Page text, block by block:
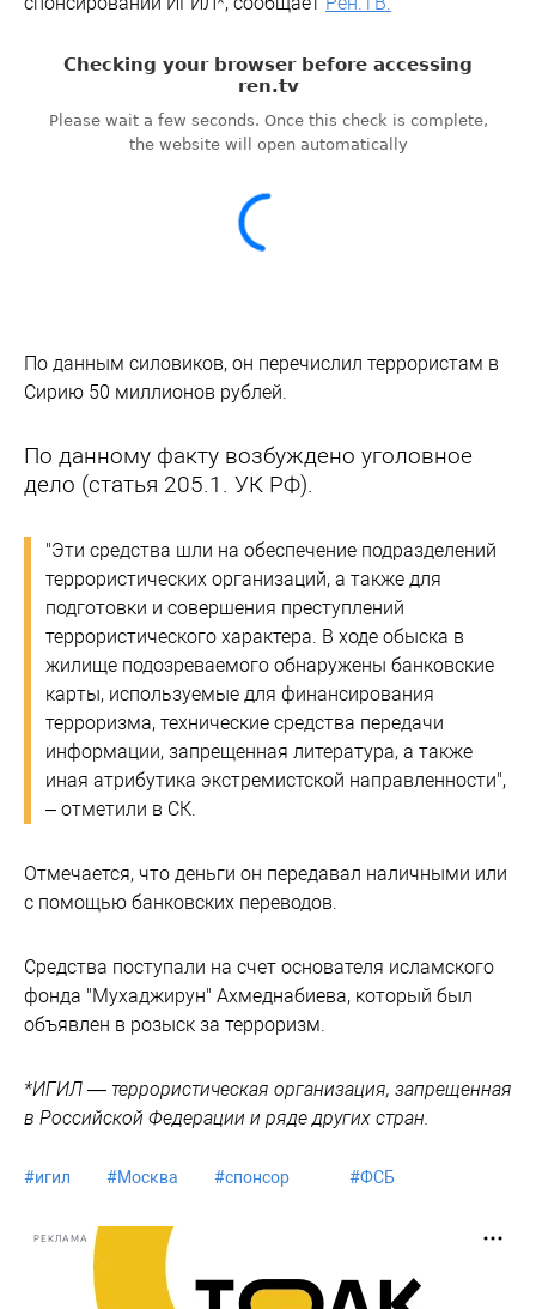
По данным силовиков, он перечислил террористам в
Сирию 50 миллионов рублей.
По данному факту возбуждено уголовное
дело (статья 205.1. УК РФ).
"Эти средства шли на обеспечение подразделений
террористических организаций, а также для
подготовки и совершения преступлений
террористического характера. В ходе обыска в
жилище подозреваемого обнаружены банковские
карты, используемые для финансирования
терроризма, технические средства передачи
информации, запрещенная литература, а также
иная атрибутика экстремистской направленности",
– отметили в СК.
Отмечается, что деньги он передавал наличными или
с помощью банковских переводов.
Средства поступали на счет основателя исламского
фонда "Мухаджирун" Ахмеднабиева, который был
объявлен в розыск за терроризм.
*ИГИЛ — террористическая организация, запрещенная
в Российской Федерации и ряде других стран.
#игил #Москва #спонсор #ФСБ
РЕКЛАМА